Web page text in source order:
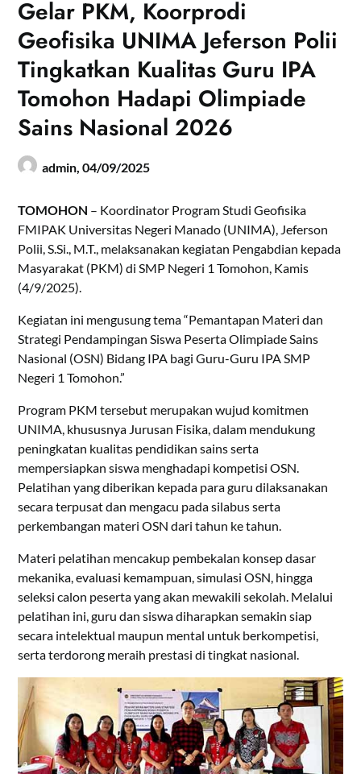
Gelar PKM, Koorprodi
Geofisika UNIMA Jeferson Polii
Tingkatkan Kualitas Guru IPA
Tomohon Hadapi Olimpiade
Sains Nasional 2026
admin,04/09/2025
TOMOHON – Koordinator Program Studi Geofisika
FMIPAK Universitas Negeri Manado (UNIMA), Jeferson
Polii, S.Si., M.T., melaksanakan kegiatan Pengabdian kepada
Masyarakat (PKM) di SMP Negeri 1 Tomohon, Kamis
(4/9/2025).
Kegiatan ini mengusung tema “Pemantapan Materi dan
Strategi Pendampingan Siswa Peserta Olimpiade Sains
Nasional (OSN) Bidang IPA bagi Guru-Guru IPA SMP
Negeri 1 Tomohon.”
Program PKM tersebut merupakan wujud komitmen
UNIMA, khususnya Jurusan Fisika, dalam mendukung
peningkatan kualitas pendidikan sains serta
mempersiapkan siswa menghadapi kompetisi OSN.
Pelatihan yang diberikan kepada para guru dilaksanakan
secara terpusat dan mengacu pada silabus serta
perkembangan materi OSN dari tahun ke tahun.
Materi pelatihan mencakup pembekalan konsep dasar
mekanika, evaluasi kemampuan, simulasi OSN, hingga
seleksi calon peserta yang akan mewakili sekolah. Melalui
pelatihan ini, guru dan siswa diharapkan semakin siap
secara intelektual maupun mental untuk berkompetisi,
serta terdorong meraih prestasi di tingkat nasional.